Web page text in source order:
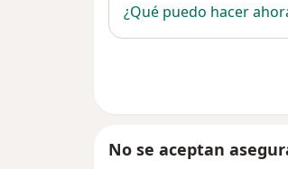
¿Qué puedo hacer
No se aceptan